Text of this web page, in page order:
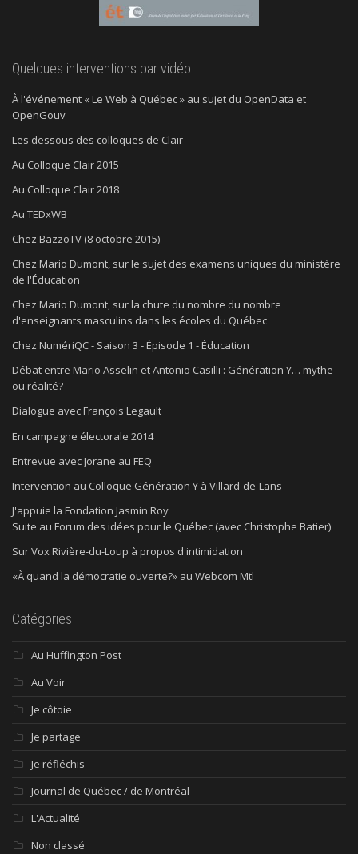
Quelques interventions par vidéo
À l'événement « Le Web à Québec » au sujet du OpenData et
OpenGouv
Les dessous des colloques de Clair
Au Colloque Clair 2015
Au Colloque Clair 2018
Au TEDxWB
Chez BazzoTV (8 octobre 2015)
Chez Mario Dumont, sur le sujet des examens uniques du ministère
de l'Éducation
Chez Mario Dumont, sur la chute du nombre du nombre
d'enseignants masculins dans les écoles du Québec
Chez NumériQC - Saison 3 - Épisode 1 - Éducation
Débat entre Mario Asselin et Antonio Casilli : Génération Y… mythe
ou réalité?
Dialogue avec François Legault
En campagne électorale 2014
Entrevue avec Jorane au FEQ
Intervention au Colloque Génération Y à Villard-de-Lans
J'appuie la Fondation Jasmin Roy
Suite au Forum des idées pour le Québec (avec Christophe Batier)
Sur Vox Rivière-du-Loup à propos d'intimidation
«À quand la démocratie ouverte?» au Webcom Mtl
Catégories
Au Huffington Post
Au Voir
Je côtoie
Je partage
Je réfléchis
Journal de Québec / de Montréal
L'Actualité
Non classé